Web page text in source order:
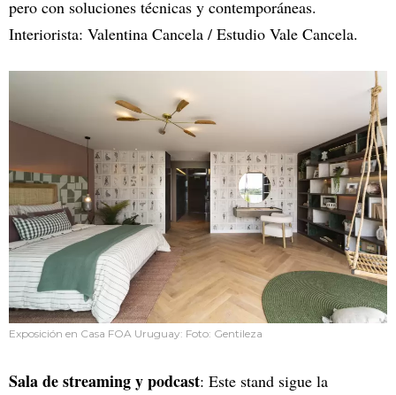
pero con soluciones técnicas y contemporáneas.
Interiorista: Valentina Cancela / Estudio Vale Cancela.
Exposición en Casa FOA Uruguay: Foto: Gentileza
Sala de streaming y podcast: Este stand sigue la